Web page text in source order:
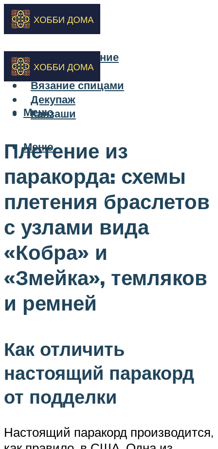
Бисероплетение
Вышивка
Вязание спицами
Декупаж
Канзаши
Меню
Меню
Плетение из
паракорда: схемы
плетения браслетов
с узлами вида
«Кобра» и
«Змейка», темляков
и ремней
Как отличить
настоящий паракорд
от подделки
Настоящий паракорд производится,